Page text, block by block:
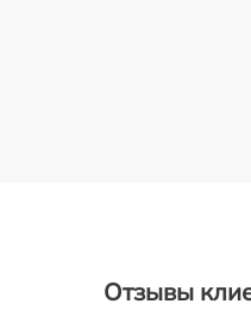
Отзывы